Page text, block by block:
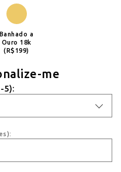
Banhado a
Ouro 18k
(R$199)
me
5):